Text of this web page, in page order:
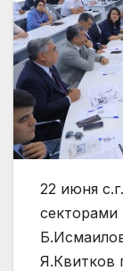
22 июня
Я.Квитков